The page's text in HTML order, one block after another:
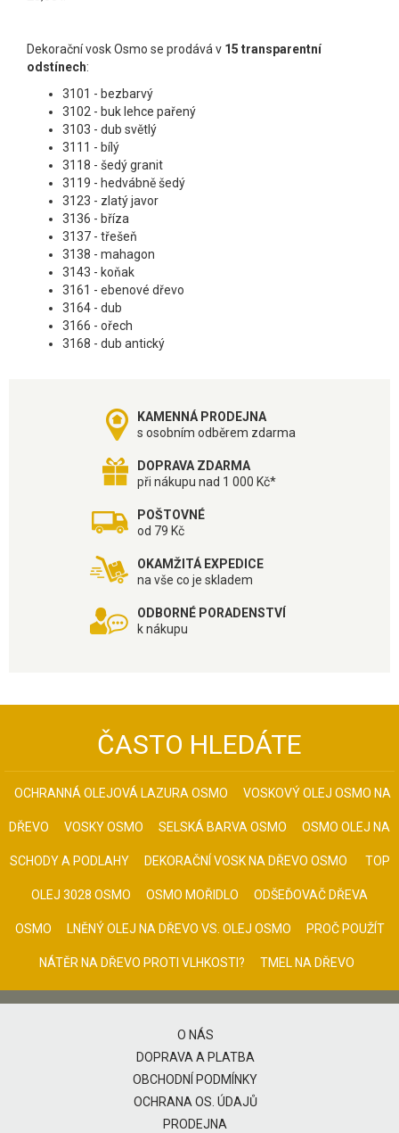
Dekorační vosk Osmo se prodává v 15 transparentní
odstínech:
3101 - bezbarvý
3102 - buk lehce pařený
3103 - dub světlý
3111 - bílý
3118 - šedý granit
3119 - hedvábně šedý
3123 - zlatý javor
3136 - bříza
3137 - třešeň
3138 - mahagon
3143 - koňak
3161 - ebenové dřevo
3164 - dub
3166 - ořech
3168 - dub antický
KAMENNÁ PRODEJNA
s osobním odběrem zdarma
DOPRAVA ZDARMA
při nákupu nad 1 000 Kč*
POŠTOVNÉ
od 79 Kč
OKAMŽITÁ EXPEDICE
na vše co je skladem
ODBORNÉ PORADENSTVÍ
k nákupu
ČASTO HLEDÁTE
OCHRANNÁ OLEJOVÁ LAZURA OSMO VOSKOVÝ OLEJ OSMO NA
DŘEVO VOSKY OSMO SELSKÁ BARVA OSMO OSMO OLEJ NA
SCHODY A PODLAHY DEKORAČNÍ VOSK NA DŘEVO OSMO TOP
OLEJ 3028 OSMO OSMO MOŘIDLO ODŠEĎOVAČ DŘEVA
OSMO LNĚNÝ OLEJ NA DŘEVO VS. OLEJ OSMO PROČ POUŽÍT
NÁTĚR NA DŘEVO PROTI VLHKOSTI? TMEL NA DŘEVO
O NÁS
DOPRAVA A PLATBA
OBCHODNÍ PODMÍNKY
OCHRANA OS. ÚDAJŮ
PRODEJNA